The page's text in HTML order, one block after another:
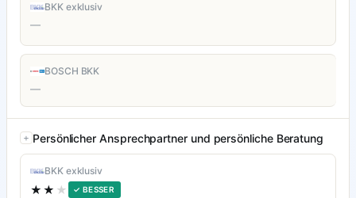
BKK exklusiv
—
BOSCH BKK
—
Persönlicher Ansprechpartner und persönliche Beratung
BKK exklusiv
★★ ★ ✓ BESSER